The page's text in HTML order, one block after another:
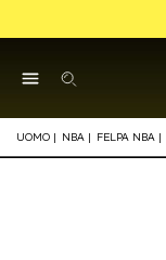
UOMO | NBA | FELPA NBA |